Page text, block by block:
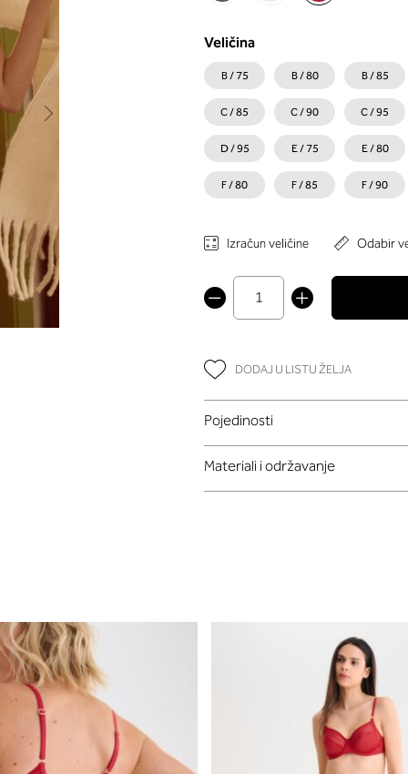
Veličina
B / 75 B / 80 B / 85
C / 85 C / 90 C / 95
D / 95 E / 75 E / 80
F / 80 F / 85 F / 90
Izračun veličine Odabir
DODAJ U LISTU ŽELJA
Pojedinosti
Materiali i održavanje